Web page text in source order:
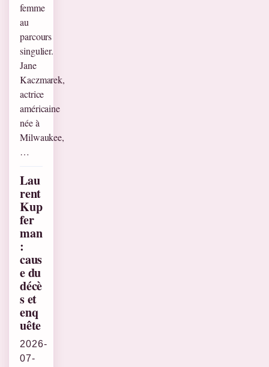
femme
au
parcours
singulier.
Jane
Kaczmarek,
actrice
américaine
née à
Milwaukee,
…
Lau
rent
Kup
fer
man
:
caus
e du
décè
s et
enq
uête
2026-
07-